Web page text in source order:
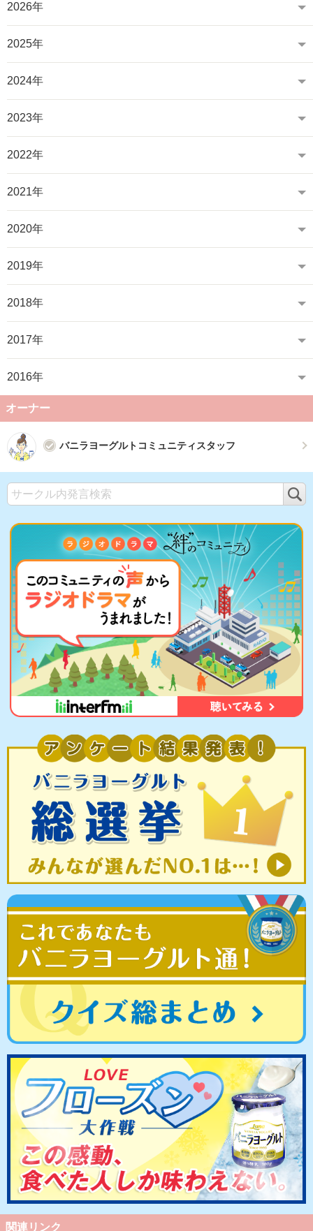
2026年
2025年
2024年
2023年
2022年
2021年
2020年
2019年
2018年
2017年
2016年
オーナー
バニラヨーグルトコミュニティスタッフ
関連リンク